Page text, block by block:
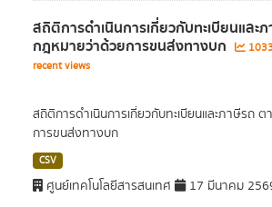
สถิติการดำเนินการเกี่ยวกับทะเบียนและ
กฎหมายว่าด้วยการขนส่งทางบก
recent views
สถิติการดำเนินการเกี่ยวกับทะเบียนและภาษีรถ
การขนส่งทางบก
CSV
ศูนย์เทคโนโลยีสารสนเทศ 17 มีนาคม